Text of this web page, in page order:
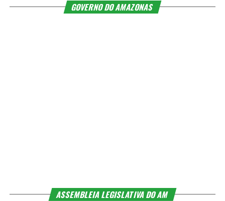
GOVERNO DO AMAZONAS
ASSEMBLEIA LEGISLATIVA DO AM